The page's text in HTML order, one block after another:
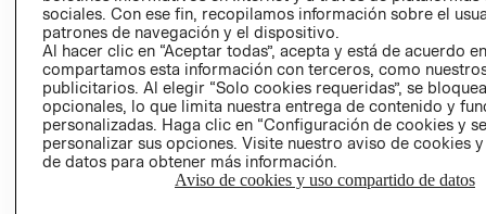
EMPRESARIAL
CONDICIONES
AVISO DE
PRIVACIDAD
GIFT CARD
AVISO DE
COOKIES
sociales. Con ese fin, recopilamos información sobre el
patrones de navegación y el dispositivo.
Al hacer clic en “Aceptar todas”, acepta y está de acuerdo
compartamos esta información con terceros, como
publicitarios. Al elegir “Solo cookies requeridas”, se
opcionales, lo que limita nuestra entrega de contenido y
personalizadas. Haga clic en “Configuración de cookies y
personalizar sus opciones. Visite nuestro aviso de cookies
de datos para obtener más información.
Aviso de cookies y uso compartido de datos